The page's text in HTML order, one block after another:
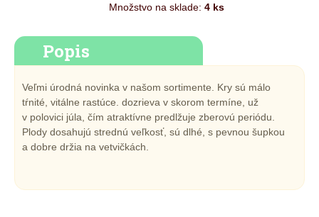
Množstvo na sklade: 4 ks
Popis
Veľmi úrodná novinka v našom sortimente. Kry sú málo
tŕnité, vitálne rastúce. dozrieva v skorom termíne, už
v polovici júla, čím atraktívne predlžuje zberovú periódu.
Plody dosahujú strednú veľkosť, sú dlhé, s pevnou šupkou
a dobre držia na vetvičkách.